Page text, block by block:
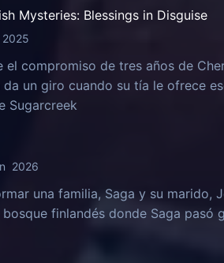
Mysteries: Blessings in Disguise
2025
el compromiso de tres años de
da un giro cuando su tía le ofrece
Sugarcreek
2026
una familia, Saga y su marido,
finlandés donde Saga pasó